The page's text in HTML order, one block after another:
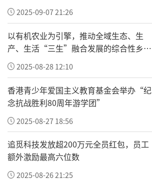
2025-09-07 21:26
以有机农业为引擎，推动全域生态、生
产、生活“三生”融合发展的综合性乡村
振兴“车河”
2025-08-28 12:10
香港青少年爱国主义教育基金会举办“纪
念抗战胜利80周年游学团”
2025-08-27 18:56
追觅科技发放超200万元全员红包，员工
额外激励最高六位数
2025-08-26 21:25